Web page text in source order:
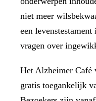
niet meer
een
vragen over
Het Alzheimer Café
gratis toegankelijk